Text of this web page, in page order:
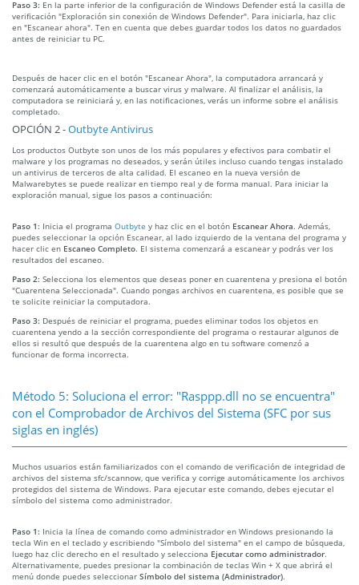
Paso 3: En la parte inferior de la configuración de Windows Defender está la casilla de
verificación "Exploración sin conexión de Windows Defender". Para iniciarla, haz clic
en "Escanear ahora". Ten en cuenta que debes guardar todos los datos no guardados
antes de reiniciar tu PC.
Después de hacer clic en el botón "Escanear Ahora", la computadora arrancará y
comenzará automáticamente a buscar virus y malware. Al finalizar el análisis, la
computadora se reiniciará y, en las notificaciones, verás un informe sobre el análisis
completado.
OPCIÓN 2 -Outbyte Antivirus
Los productos Outbyte son unos de los más populares y efectivos para combatir el
malware y los programas no deseados, y serán útiles incluso cuando tengas instalado
un antivirus de terceros de alta calidad. El escaneo en la nueva versión de
Malwarebytes se puede realizar en tiempo real y de forma manual. Para iniciar la
exploración manual, sigue los pasos a continuación:
Paso 1: Inicia el programa Outbyte y haz clic en el botón Escanear Ahora. Además,
puedes seleccionar la opción Escanear, al lado izquierdo de la ventana del programa y
hacer clic en Escaneo Completo. El sistema comenzará a escanear y podrás ver los
resultados del escaneo.
Paso 2: Selecciona los elementos que deseas poner en cuarentena y presiona el botón
"Cuarentena Seleccionada". Cuando pongas archivos en cuarentena, es posible que se
te solicite reiniciar la computadora.
Paso 3: Después de reiniciar el programa, puedes eliminar todos los objetos en
cuarentena yendo a la sección correspondiente del programa o restaurar algunos de
ellos si resultó que después de la cuarentena algo en tu software comenzó a
funcionar de forma incorrecta.
Método 5: Soluciona el error: "Rasppp.dll no se encuentra"
con el Comprobador de Archivos del Sistema (SFC por sus
siglas en inglés)
Muchos usuarios están familiarizados con el comando de verificación de integridad de
archivos del sistema sfc/scannow, que verifica y corrige automáticamente los archivos
protegidos del sistema de Windows. Para ejecutar este comando, debes ejecutar el
símbolo del sistema como administrador.
Paso 1: Inicia la línea de comando como administrador en Windows presionando la
tecla Win en el teclado y escribiendo "Símbolo del sistema" en el campo de búsqueda,
luego haz clic derecho en el resultado y selecciona Ejecutar como administrador.
Alternativamente, puedes presionar la combinación de teclas Win + X que abrirá el
menú donde puedes seleccionar Símbolo del sistema (Administrador).